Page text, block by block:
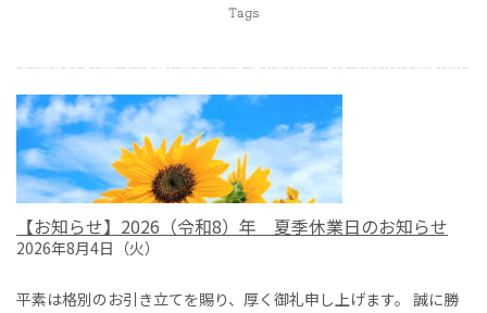
Tags
【お知らせ】2026（令和8）年 夏季休業日のお知らせ
2026年8月4日（火）
平素は格別のお引き立てを賜り、厚く御礼申し上げます。 誠に勝